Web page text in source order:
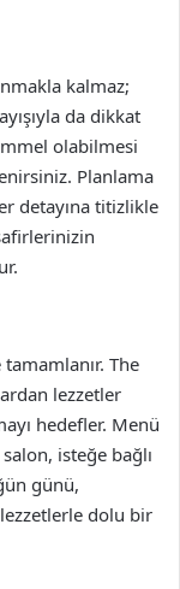
kalmaz;
da dikkat
olabilmesi
Planlama
detayına titizlikle
The
lezzetler
hedefler. Menü
isteğe bağlı
günü,
dolu bir